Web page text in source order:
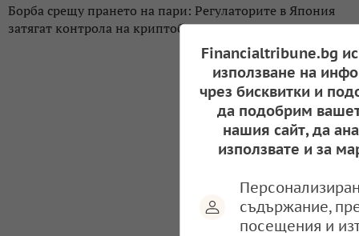
Борба срещу прането на пари: Регулаторите в Япония
затягат контрола на криптоборсите в страната
Financialtribune.bg
използване на
чрез бисквитки и
да подобрим
нашия сайт, да
използвате и за
съдържание,
посещения и